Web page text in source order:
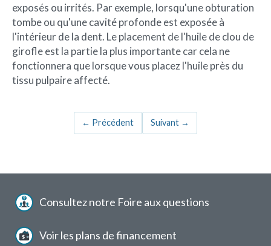
exposés ou irrités. Par exemple, lorsqu'une obturation
tombe ou qu'une cavité profonde est exposée à
l'intérieur de la dent. Le placement de l'huile de clou de
girofle est la partie la plus importante car cela ne
fonctionnera que lorsque vous placez l'huile près du
tissu pulpaire affecté.
← Précédent Suivant →
Menu
pied
page
Consultez notre Foire aux questions
Voir les plans de financement